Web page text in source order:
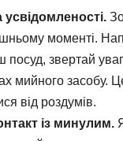
усвідомленості.
моменті.
посуд, звертай
мийного засобу.
від роздумів.
із минулим.